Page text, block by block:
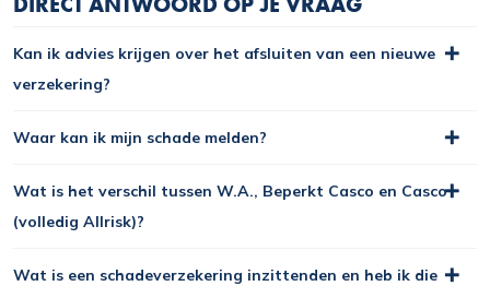
Kan ik advies krijgen over het afsluiten van een nieuwe
verzekering?
Waar kan ik mijn schade melden?
Wat is het verschil tussen W.A., Beperkt Casco en Casco
(volledig Allrisk)?
Wat is een schadeverzekering inzittenden en heb ik die